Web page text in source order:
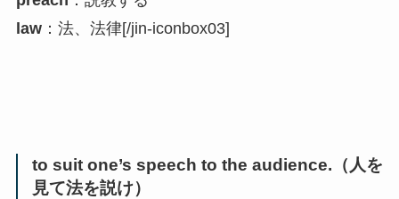
law：法、法律[/jin-iconbox03]
to suit one’s speech to the audience.（人を
見て法を説け）